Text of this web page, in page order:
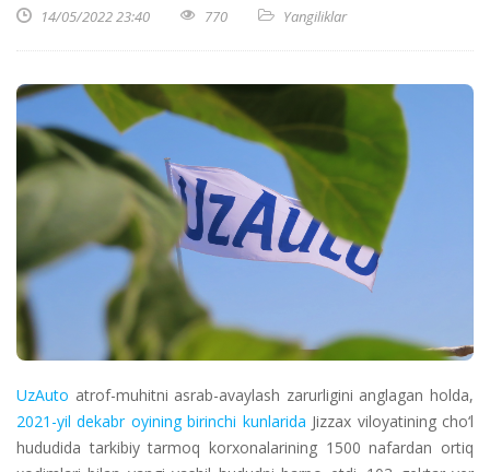
14/05/2022 23:40 770 Yangiliklar
UzAuto atrof-muhitni asrab-avaylash zarurligini anglagan holda,
2021-yil dekabr oyining birinchi kunlarida Jizzax viloyatining cho‘l
hududida tarkibiy tarmoq korxonalarining 1500 nafardan ortiq